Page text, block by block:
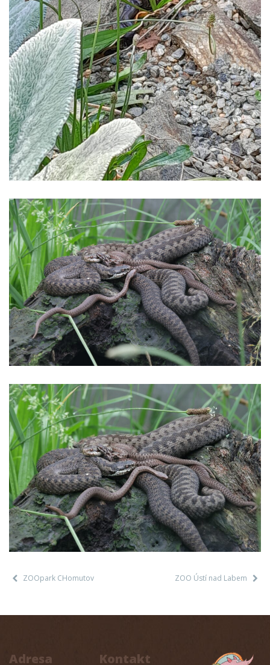
ZOOpark CHomutov ZOO Ústí nad Labem
Adresa Kontakt